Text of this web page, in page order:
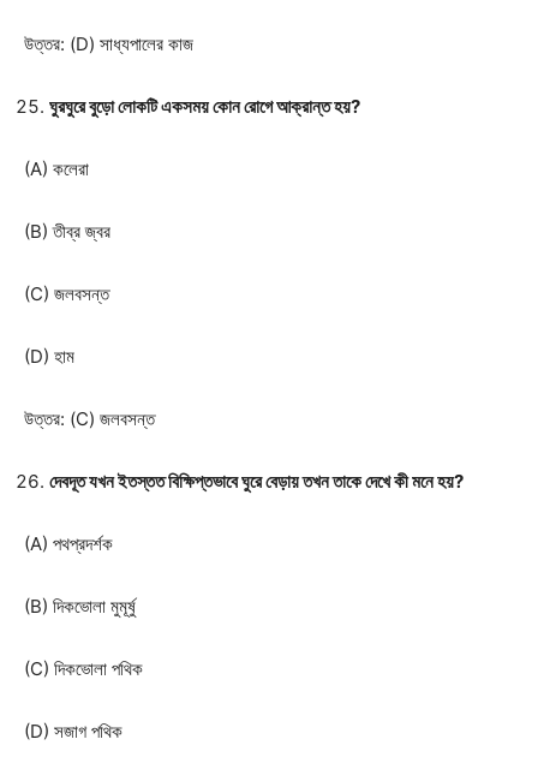
উত্তর: (D) সাধ্যপালের কাজ
ঘুরঘুরে বুড়ো লোকটি একসময় কোন রোগে আক্রান্ত হয়?
(A) কলেরা
(B) তীব্র জ্বর
(C) জলবসন্ত
(D) হাম
উত্তর: (C) জলবসন্ত
দেবদূত যখন ইতস্তত বিক্ষিপ্তভাবে ঘুরে বেড়ায় তখন তাকে দেখে কী মনে হয়?
(A) পথপ্রদর্শক
(B) দিকভোলা মুমূর্ষু
(C) দিকভোলা পথিক
(D) সজাগ পথিক